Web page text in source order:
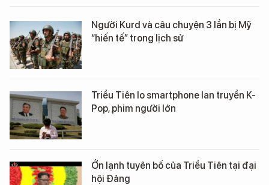
Người Kurd và câu chuyện 3 lần bị Mỹ
“hiến tế” trong lịch sử
Triều Tiên lo smartphone lan truyền K-
Pop, phim người lớn
Ớn lạnh tuyên bố của Triều Tiên tại đại
hội Đảng